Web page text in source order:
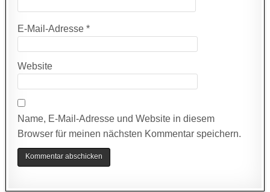
E-Mail-Adresse*
Website
Name, E-Mail-Adresse und Website in diesem
Browser für meinen nächsten Kommentar speichern.